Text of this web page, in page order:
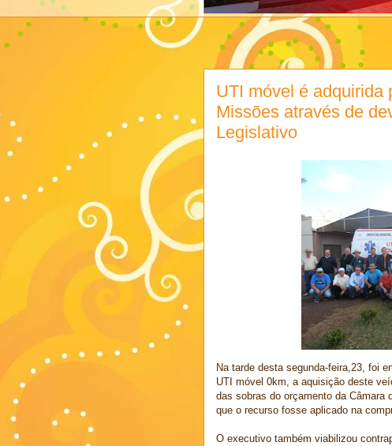
UTI móvel é adquirida
Missões através de
Legislativo
Na tarde desta segunda-feira,23, foi
UTI móvel 0km, a aquisição deste
das sobras do orçamento da Câmara
que o recurso fosse aplicado na
O executivo também viabilizou